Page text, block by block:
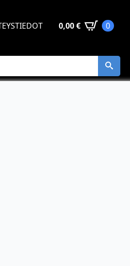
0,00€ 0